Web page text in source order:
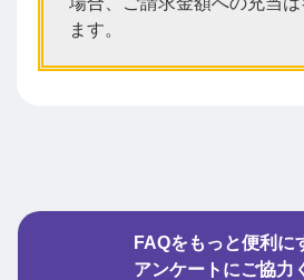
ます。
FAQをもっと便利に
アンケートにご協力